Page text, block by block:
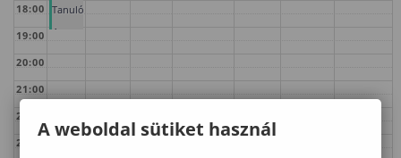
18:00
19:00
20:00
21:00
22:00
23:00
Tanulóklub
4.
A weboldal sütiket használ